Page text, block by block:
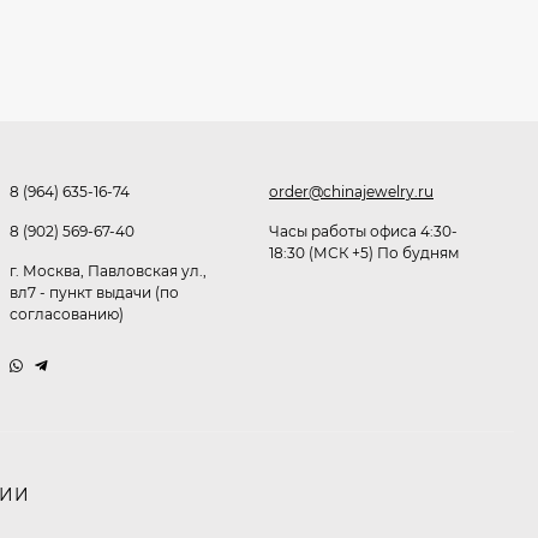
₽
8 (964) 635-16-74
8 (902) 569-67-40
г. Москва, Павловская ул.,
вл7 - пункт выдачи (по
согласованию)
order@chinajewelry.ru
Часы работы офиса 4:30-
18:30 (МСК +5) По будням